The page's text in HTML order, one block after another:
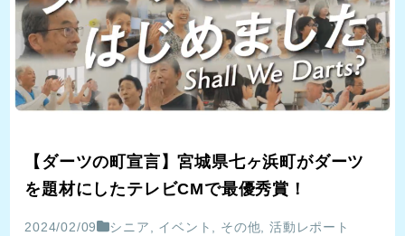
【ダーツの町宣言】宮城県七ヶ浜町がダーツ
を題材にしたテレビCMで最優秀賞！
2024/02/09 シニア イベント その他 ,活動レポート